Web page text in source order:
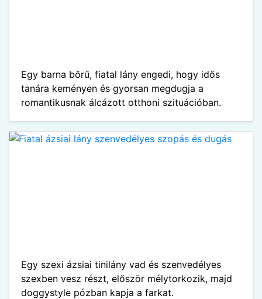
Egy barna bőrű, fiatal lány engedi, hogy idős
tanára keményen és gyorsan megdugja a
romantikusnak álcázott otthoni szituációban.
Egy szexi ázsiai tinilány vad és szenvedélyes
szexben vesz részt, először mélytorkozik, majd
doggystyle pózban kapja a farkat.